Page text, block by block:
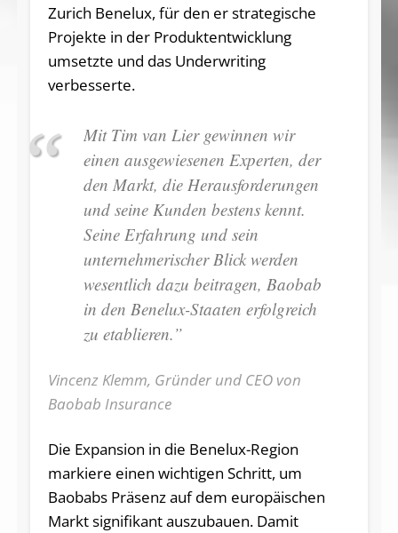
Zurich Benelux, für den er strategische
Projekte in der Produktentwicklung
umsetzte und das Underwriting
verbesserte.
Mit Tim van Lier gewinnen wir
einen ausgewiesenen Experten, der
den Markt, die Herausforderungen
und seine Kunden bestens kennt.
Seine Erfahrung und sein
unternehmerischer Blick werden
wesentlich dazu beitragen, Baobab
in den Benelux-Staaten erfolgreich
zu etablieren.”
Vincenz Klemm, Gründer und CEO von
Baobab Insurance
Die Expansion in die Benelux-Region
markiere einen wichtigen Schritt, um
Baobabs Präsenz auf dem europäischen
Markt signifikant auszubauen. Damit